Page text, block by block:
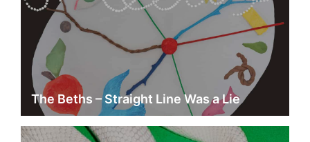
The Beths – Straight Line Was a Lie